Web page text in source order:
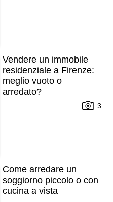
Vendere un immobile
residenziale a Firenze:
meglio vuoto o
arredato?
3
Come arredare un
soggiorno piccolo o con
cucina a vista